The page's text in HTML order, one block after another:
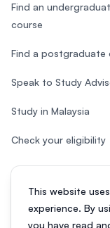
This website
experience. By
you have read
Find an
course
Find a postgraduate
Speak to Study
Study in Malaysia
Check your eligibility
© 2026 EasyUni Sdn